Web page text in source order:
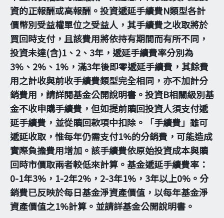
資的正報酬或高報酬。投資遞延手續費N類型各計
價幣別受益權單位之受益人，其手續費之收取將於
買回時支付，且該費用將依持有期間而有所不同，
投資未達(含)1、2、3年，遞延手續費率分別為
3%、2%、1%，滿3年後即零遞延手續費，其餘費
用之計收與前收手續費類型完全相同，亦不加計分
銷費用，請詳閱基金公開說明書。投資B相關級別基
金不收申購手續費，但如提前贖回投資人須支付遞
延手續費，並從贖回款項中扣除。「手續費」雖可
遞延收取，惟每年仍需支付1%的分銷費，可能造成
實際負擔費用增加。該手續費依原始投資成本與贖
回時市價取兩者較低來計算。基金遞延手續費率：
0-1年3%，1-2年2%，2-3年1%，3年以上0%。分
銷費已反映於每日基金淨資產價值，以每年基金淨
資產價值之1%計算。並請詳基金公開說明書。